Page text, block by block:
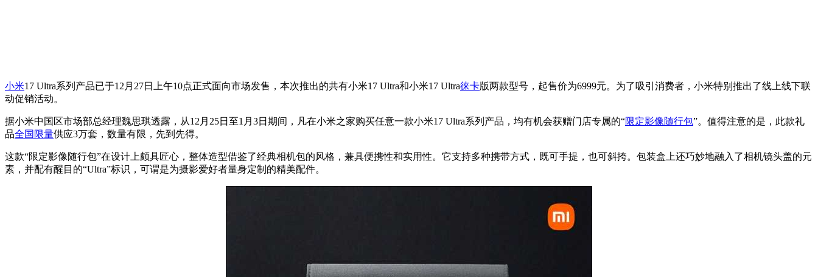
小米17 Ultra系列产品已于12月27日上午10点正式面向市场发售，本次推出的共有小米17 Ultra和小米17 Ultra徕卡版两款型号，起售价为6999元。为了吸引消费者，小米特别推出了线上线下联
动促销活动。
据小米中国区市场部总经理魏思琪透露，从12月25日至1月3日期间，凡在小米之家购买任意一款小米17 Ultra系列产品，均有机会获赠门店专属的“限定影像随行包”。值得注意的是，此款礼
品全国限量供应3万套，数量有限，先到先得。
这款“限定影像随行包”在设计上颇具匠心，整体造型借鉴了经典相机包的风格，兼具便携性和实用性。它支持多种携带方式，既可手提，也可斜挎。包装盒上还巧妙地融入了相机镜头盖的元
素，并配有醒目的“Ultra”标识，可谓是为摄影爱好者量身定制的精美配件。